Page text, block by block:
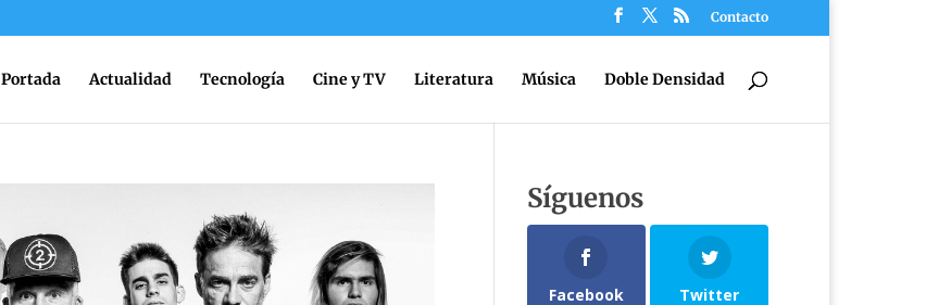
Contacto
Portada Actualidad Tecnología Cine y TV Literatura Música Doble Densidad
Síguenos
Facebook Twitter